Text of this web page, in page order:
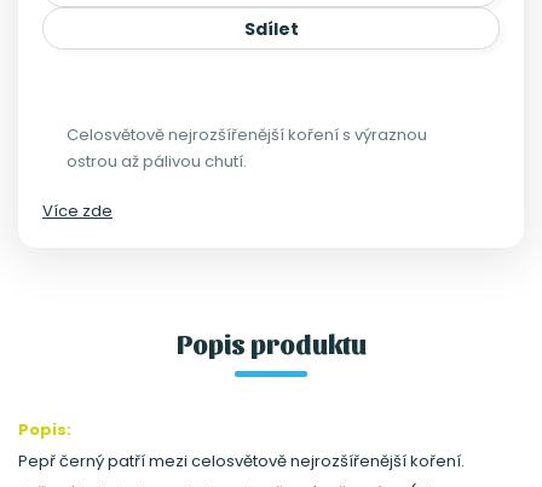
Sdílet
Celosvětově nejrozšířenější koření s výraznou
ostrou až pálivou chutí.
Více zde
Popis produktu
Popis:
Pepř černý patří mezi celosvětově nejrozšířenější koření.